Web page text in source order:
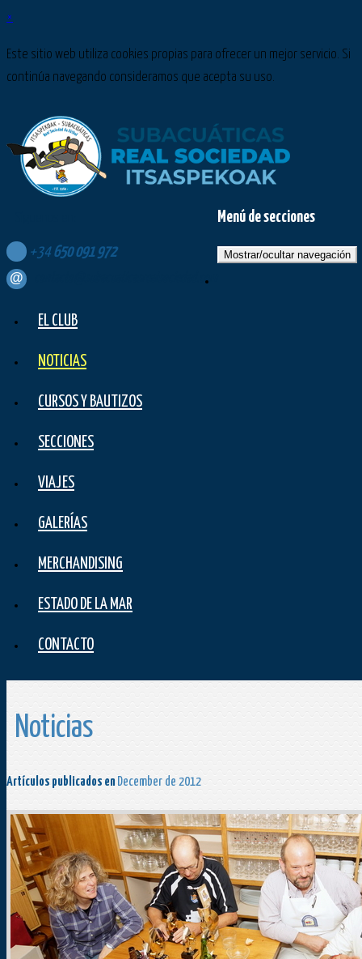
×
Este sitio web utiliza cookies propias para ofrecer un mejor servicio. Si
continúa navegando consideramos que acepta su uso.
+34 650 091 972
contacto@subacuaticasrealsociedad.com
Menú de secciones
Mostrar/ocultar navegación
EL CLUB
NOTICIAS
CURSOS Y BAUTIZOS
SECCIONES
VIAJES
GALERÍAS
MERCHANDISING
ESTADO DE LA MAR
CONTACTO
Noticias
Artículos publicados en December de 2012